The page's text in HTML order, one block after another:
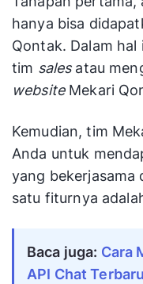
hanya bisa
Qontak. Dalam
tim salesatau
websiteMekari
Kemudian, tim
Anda untuk
yang bekerjasama
satu fiturnya
Baca juga: Cara
API Chat Terbaru